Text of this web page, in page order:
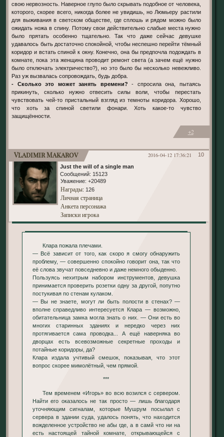
свою нервозность. Наверное глупо было скрывать подобное от человека,
которого, скорее всего, никогда более не увидишь, но Люмьеру растили
для выживания в светском обществе, где сплошь и рядом можно было
ожидать ножа в спину. Потому свои действительно слабые места нужно
было прятать особенно тщательно. Так что даже сейчас девушке
удавалось быть достаточно спокойной, чтобы неспешно перейти тёмный
коридор и встать спиной к окну. Конечно, она бы предпочла подождать в
комнате, пока эта женщина проводит ремонт света (а зачем ещё нужно
было отключать электричество?), но это было бы несколько невежливо.
Раз уж вызвалась сопровождать, будь добра.
- Сколько это может занять времени? - спросила она, пытаясь
прикинуть, сколько нужно отвесить силы воли, чтобы перестать
чувствовать чей-то пристальный взгляд из темноты коридора. Хорошо,
что хоть за спиной светили фонари. Хоть какое-то чувство
защищённости.
+2
10
2016-04-12 17:36:21
Vladimir Makarov
Just the will of a single man
Сообщений: 15123
Уважение: +20489
Награды: 126
Личная страница
Анкета персонажа
Записки игрока
Клара пожала плечами.
— Всё зависит от того, как скоро я смогу обнаружить
проблему, — совершенно спокойно говорит она, так что
её слова звучат повседневно и даже немного обыденно.
Пользуясь нехитрым набором инструментов, девушка
принимается проверить розетки одну за другой, попутно
постукивая по стенам кулаком.
— Вы не знаете, могут ли быть полости в стенах? —
вполне справедливо интересуется Клара — возможно,
обитательница замка могла знать о них. — Они есть во
многих старинных зданиях и нередко через них
протягивается сама проводка... А ещё наверняка во
дворцах есть всевозможные секретные проходы и
потайные коридоры, да?
Клара издала учтивый смешок, показывая, что этот
вопрос скорее мимолётный, чем прямой.
***
Тем временем «Игорь» во всю возился с сервером.
Найти его оказалось не так просто — лишь благодаря
уточняющим сигналам, которые Мушрум посылал с
сервера в здании суда, удалось понять, что находится
вожделенное устройство не абы где, а в самй что ни на
есть настоящей тайной комнате, открывающейся с